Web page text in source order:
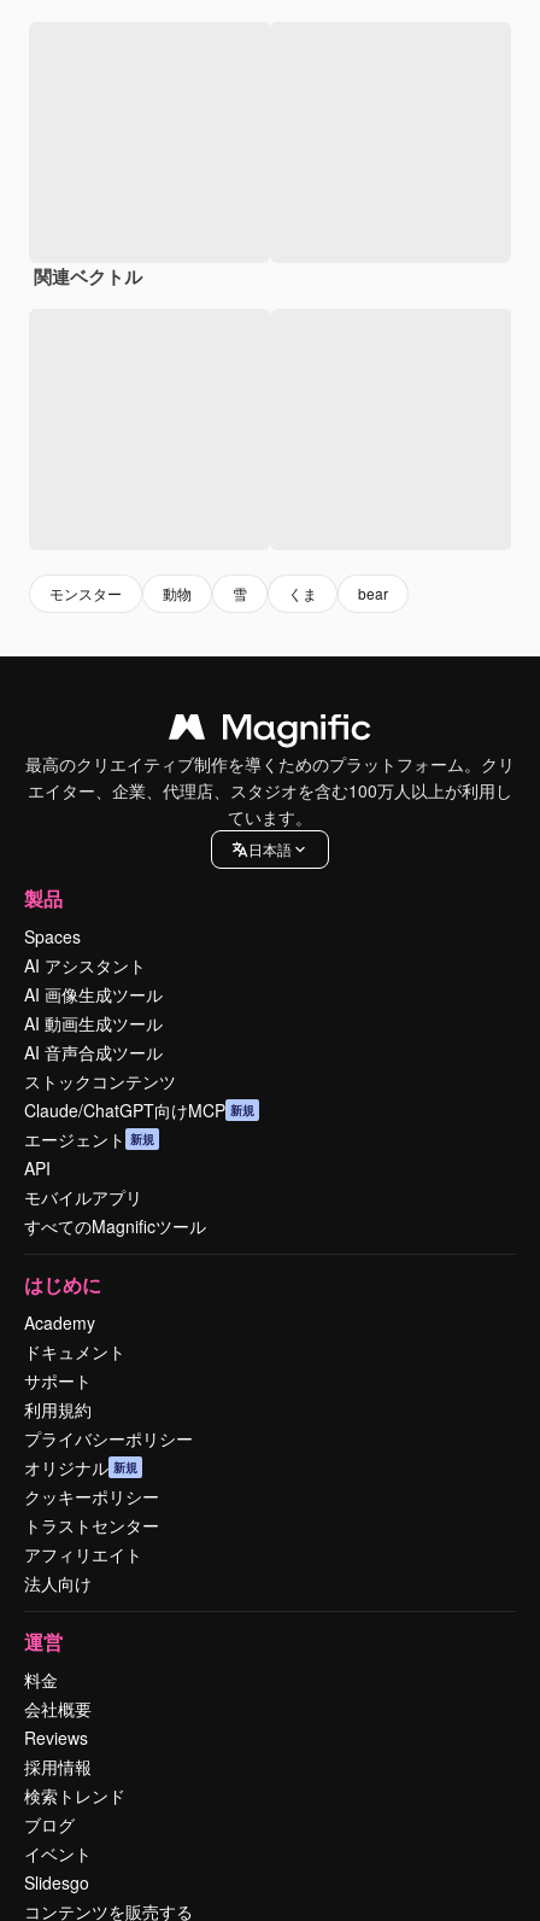
関連ベクトル
モンスター 動物 雪 くま bear
最高のクリエイティブ制作を導くためのプラットフォーム。クリ
エイター、企業、代理店、スタジオを含む100万人以上が利用し
ています。
日本語
製品
Spaces
AI アシスタント
AI 画像生成ツール
AI 動画生成ツール
AI 音声合成ツール
ストックコンテンツ
Claude/ChatGPT向けMCP 新規
エージェント 新規
API
モバイルアプリ
すべてのMagnificツール
はじめに
Academy
ドキュメント
サポート
利用規約
プライバシーポリシー
オリジナル 新規
クッキーポリシー
トラストセンター
アフィリエイト
法人向け
運営
料金
会社概要
Reviews
採用情報
検索トレンド
ブログ
イベント
Slidesgo
コンテンツを販売する